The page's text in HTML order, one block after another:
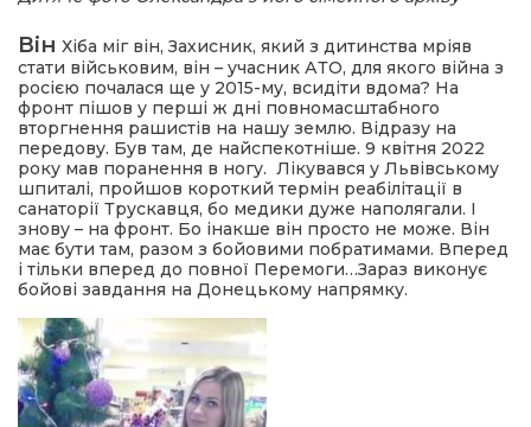
Він Хіба міг він, Захисник, який з дитинства мріяв
стати військовим, він – учасник АТО, для якого війна з
росією почалася ще у 2015-му, всидіти вдома? На
фронт пішов у перші ж дні повномасштабного
вторгнення рашистів на нашу землю. Відразу на
передову. Був там, де найспекотніше. 9 квітня 2022
року мав поранення в ногу. Лікувався у Львівському
шпиталі, пройшов короткий термін реабілітації в
санаторії Трускавця, бо медики дуже наполягали. І
знову – на фронт. Бо інакше він просто не може. Він
має бути там, разом з бойовими побратимами. Вперед
і тільки вперед до повної Перемоги…Зараз виконує
бойові завдання на Донецькому напрямку.